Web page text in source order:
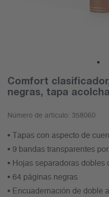
Comfort
negras, tapa
Número de artículo: 358060
• Tapas con aspecto de
• 9 bandas transparentes
• Hojas separadoras dobles
• 64 páginas negras
• Encuadernación de doble